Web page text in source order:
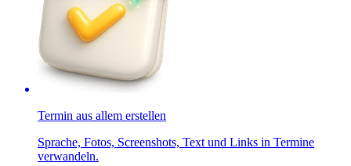
Termin aus allem erstellen
Sprache, Fotos, Screenshots, Text und Links in Termine
verwandeln.